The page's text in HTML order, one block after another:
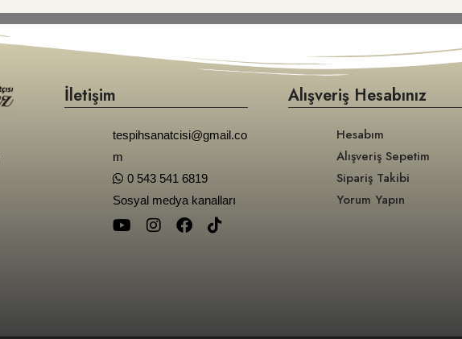
İletişim
tespihsanatcisi@gmail.co
m
0 543 541 6819
Sosyal medya kanalları
Alışveriş Hesabınız
Hesabım
Alışveriş Sepetim
Sipariş Takibi
Yorum Yapın